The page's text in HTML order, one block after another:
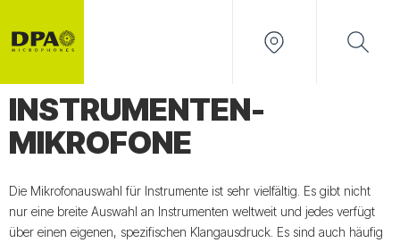
INSTRUMENTEN-
MIKROFONE
Die Mikrofonauswahl für Instrumente ist sehr vielfältig. Es gibt nicht
nur eine breite Auswahl an Instrumenten weltweit und jedes verfügt
über einen eigenen, spezifischen Klangausdruck. Es sind auch häufig